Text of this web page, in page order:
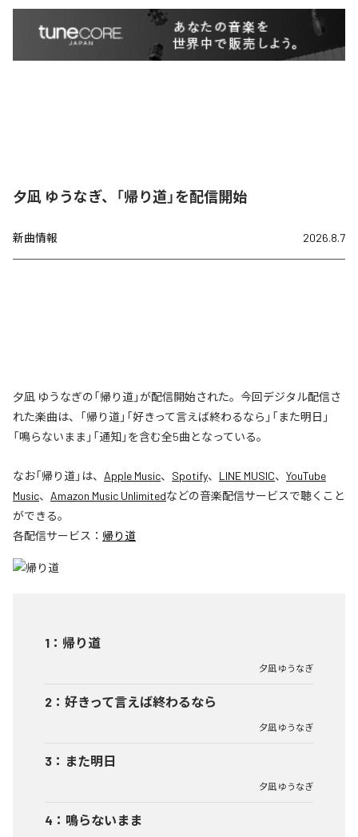
夕凪 ゆうなぎ、「帰り道」を配信開始
新曲情報 2026.8.7
夕凪 ゆうなぎの「帰り道」が配信開始された。今回デジタル配信さ
れた楽曲は、「帰り道」「好きって言えば終わるなら」「また明日」
「鳴らないまま」「通知」を含む全5曲となっている。
なお「帰り道」は、 Apple Music、 Spotify、 LINE MUSIC、 YouTube
Music、 Amazon Music Unlimitedなどの音楽配信サービスで聴くこと
ができる。
各配信サービス： 帰り道
1 ： 帰り道
夕凪 ゆうなぎ
2 ： 好きって言えば終わるなら
夕凪 ゆうなぎ
3 ： また明日
夕凪 ゆうなぎ
4 ： 鳴らないまま